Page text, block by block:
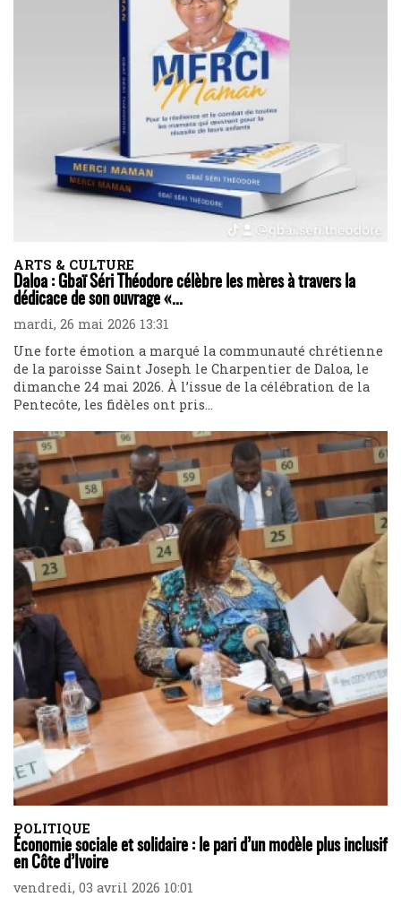
ARTS & CULTURE
Daloa : Gbaï Séri Théodore célèbre les mères à travers la
dédicace de son ouvrage «...
mardi, 26 mai 2026 13:31
Une forte émotion a marqué la communauté chrétienne
de la paroisse Saint Joseph le Charpentier de Daloa, le
dimanche 24 mai 2026. À l’issue de la célébration de la
Pentecôte, les fidèles ont pris...
POLITIQUE
Économie sociale et solidaire : le pari d’un modèle plus inclusif
en Côte d’Ivoire
vendredi, 03 avril 2026 10:01